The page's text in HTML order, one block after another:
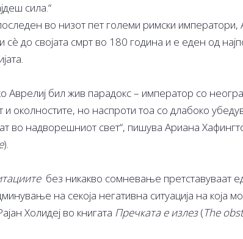
сила.“
во низот пет големи римски
сè до својата смрт во 180 година и е еден од
Аврелиј бил жив парадокс – император со
и околностите, но наспроти тоа со длабоко
во надворешниот свет“, пишува Ариана
).
без никакво сомневање претставуваат
на секоја негативна ситуација на која
Холидеј во книгата Пречката е излез(The